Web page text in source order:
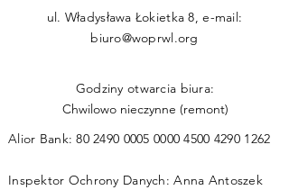
ul. Władysława Łokietka 8, e-mail:
biuro@woprwl.org
Godziny otwarcia biura:
Chwilowo nieczynne (remont)
Alior Bank:80 2490 0005 0000 4500 4290 1262
Inspektor Ochrony Danych: Anna Antoszek